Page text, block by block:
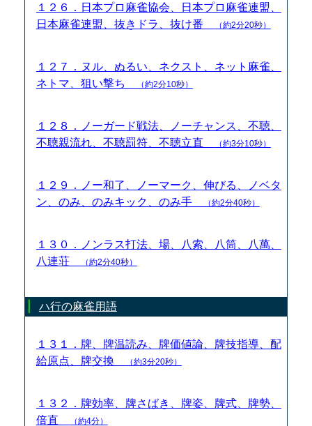
１２６．日本プロ麻雀協会、日本プロ麻雀連盟、
日本麻雀連盟、抜きドラ、抜け番
（約2分20秒）
１２７．ヌル、ぬるい、ネクスト、ネット麻雀、
ネトマ、狙い撃ち
（約2分10秒）
１２８．ノーガード戦法、ノーチャンス、不聴、
不聴親流れ、不聴罰符、不聴立直
（約3分10秒）
１２９．ノー和了、ノーマーク、伸びる、ノベタ
ン、のみ、のみキック、のみ手
（約2分40秒）
１３０．ノンラス打法、場、八索、八筒、八萬、
八連荘
（約2分40秒）
ハ行の麻雀用語
１３１．牌、牌温読み、牌価値論、牌技指導、配
給原点、牌交換
（約3分20秒）
１３２．牌効率、牌さばき、牌姿、牌式、牌勢、
倍直
（約4分）